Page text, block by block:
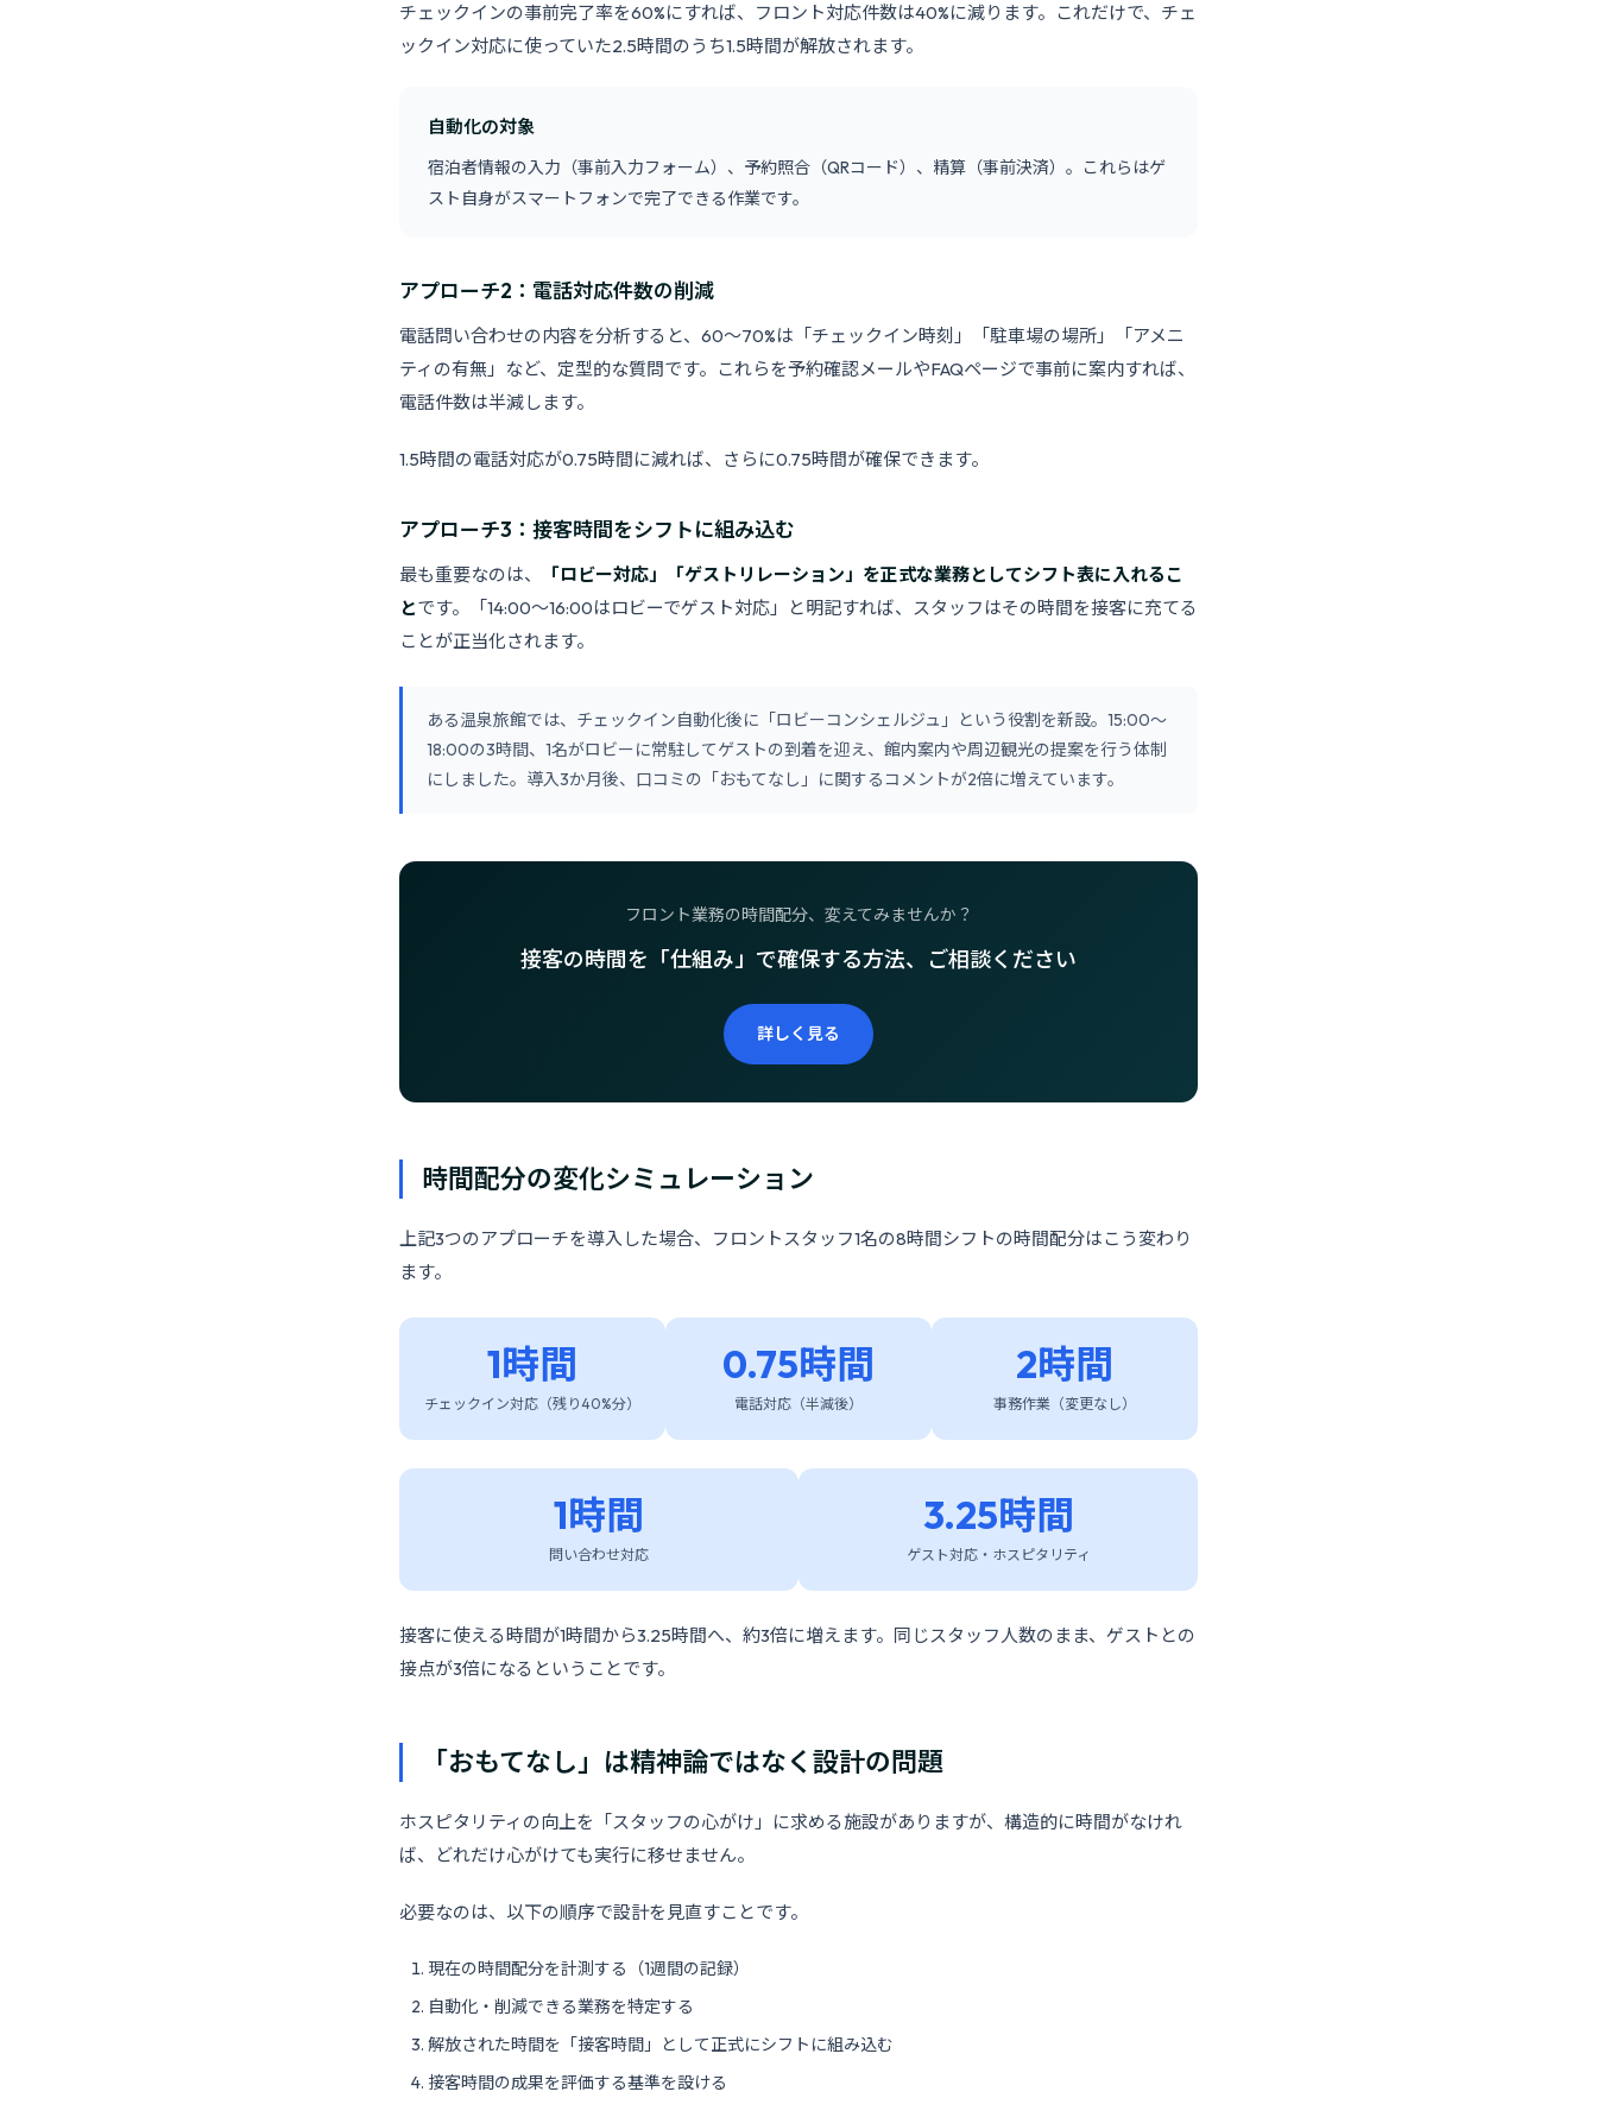
チェックインの事前完了率を60%にすれば、フロント対応件数は40%に減ります。これだけで、チェ
ックイン対応に使っていた2.5時間のうち1.5時間が解放されます。
自動化の対象
宿泊者情報の入力（事前入力フォーム）、予約照合（QRコード）、精算（事前決済）。これらはゲ
スト自身がスマートフォンで完了できる作業です。
アプローチ2：電話対応件数の削減
電話問い合わせの内容を分析すると、60〜70%は「チェックイン時刻」「駐車場の場所」「アメニ
ティの有無」など、定型的な質問です。これらを予約確認メールやFAQページで事前に案内すれば、
電話件数は半減します。
1.5時間の電話対応が0.75時間に減れば、さらに0.75時間が確保できます。
アプローチ3：接客時間をシフトに組み込む
最も重要なのは、
「ロビー対応」「ゲストリレーション」を正式な業務としてシフト表に入れるこ
とです。「14:00〜16:00はロビーでゲスト対応」と明記すれば、スタッフはその時間を接客に充てる
ことが正当化されます。
ある温泉旅館では、チェックイン自動化後に「ロビーコンシェルジュ」という役割を新設。15:00〜
18:00の3時間、1名がロビーに常駐してゲストの到着を迎え、館内案内や周辺観光の提案を行う体制
にしました。導入3か月後、口コミの「おもてなし」に関するコメントが2倍に増えています。
フロント業務の時間配分、変えてみませんか？
接客の時間を「仕組み」で確保する方法、ご相談ください
詳しく見る
時間配分の変化シミュレーション
上記3つのアプローチを導入した場合、フロントスタッフ1名の8時間シフトの時間配分はこう変わり
ます。
1時間
チェックイン対応（残り40%分）
0.75時間
電話対応（半減後）
2時間
事務作業（変更なし）
1時間
問い合わせ対応
3.25時間
ゲスト対応・ホスピタリティ
接客に使える時間が1時間から3.25時間へ、約3倍に増えます。同じスタッフ人数のまま、ゲストとの
接点が3倍になるということです。
「おもてなし」は精神論ではなく設計の問題
ホスピタリティの向上を「スタッフの心がけ」に求める施設がありますが、構造的に時間がなけれ
ば、どれだけ心がけても実行に移せません。
必要なのは、以下の順序で設計を見直すことです。
現在の時間配分を計測する（1週間の記録）
自動化・削減できる業務を特定する
解放された時間を「接客時間」として正式にシフトに組み込む
接客時間の成果を評価する基準を設ける